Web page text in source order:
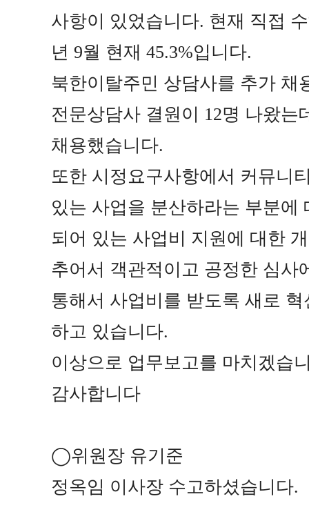
사항이 있었습니다. 현재 직접
년 9월 현재 45.3%입니다.
북한이탈주민 상담사를 추가 채
전문상담사 결원이 12명 나왔는
채용했습니다.
또한 시정요구사항에서 커뮤니
있는 사업을 분산하라는 부분에
되어 있는 사업비 지원에 대한
추어서 객관적이고 공정한 심사
통해서 사업비를 받도록 새로
하고 있습니다.
이상으로 업무보고를 마치겠습
감사합니다
◯위원장 유기준
정옥임 이사장 수고하셨습니다.